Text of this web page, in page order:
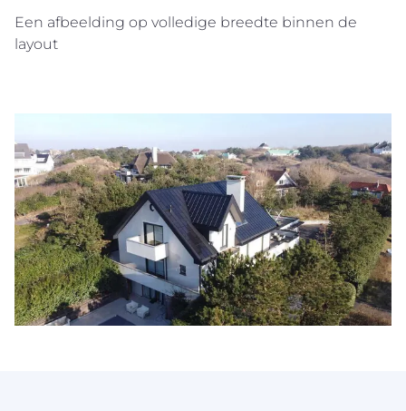
Een afbeelding op volledige breedte binnen de
layout